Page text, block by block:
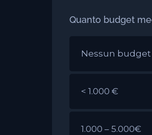
Quanto budget
Nessun budget
< 1.000 €
1.000 – 5.000€